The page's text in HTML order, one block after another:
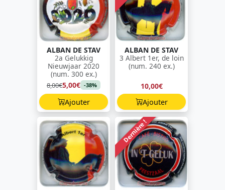
ALBAN DE STAV
2a Gelukkig
Nieuwjaar 2020
(num. 300 ex.)
8,00€5,00€ -38%
Ajouter
ALBAN DE STAV
3 Albert 1er, de loin
(num. 240 ex.)
10,00€
Ajouter
Dernière !